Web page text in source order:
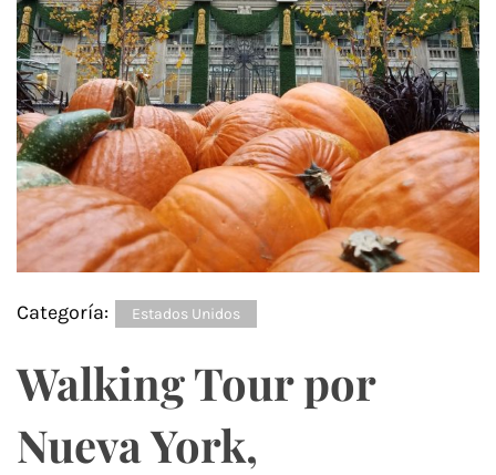
Categoría: Estados Unidos
Walking Tour por
Nueva York,